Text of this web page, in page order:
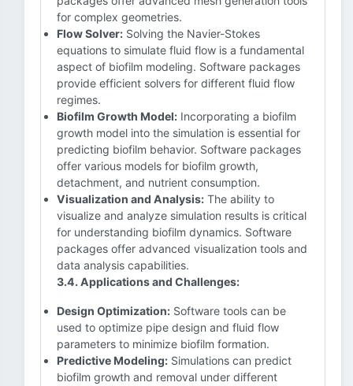
for complex geometries.
Flow Solver: Solving the Navier-Stokes
equations to simulate fluid flow is a fundamental
aspect of biofilm modeling. Software packages
provide efficient solvers for different fluid flow
regimes.
Biofilm Growth Model: Incorporating a biofilm
growth model into the simulation is essential for
predicting biofilm behavior. Software packages
offer various models for biofilm growth,
detachment, and nutrient consumption.
Visualization and Analysis: The ability to
visualize and analyze simulation results is critical
for understanding biofilm dynamics. Software
packages offer advanced visualization tools and
data analysis capabilities.
3.4. Applications and Challenges:
Design Optimization: Software tools can be
used to optimize pipe design and fluid flow
parameters to minimize biofilm formation.
Predictive Modeling: Simulations can predict
biofilm growth and removal under different